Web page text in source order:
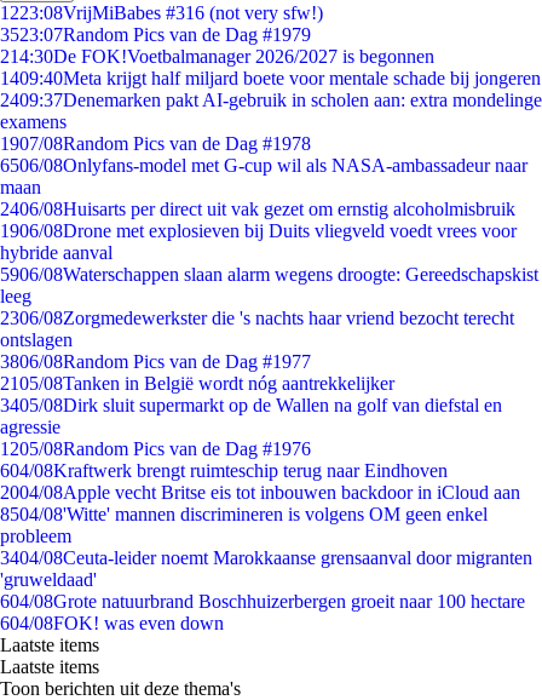
1223:08VrijMiBabes #316 (not very sfw!)
3523:07Random Pics van de Dag #1979
214:30De FOK!Voetbalmanager 2026/2027 is begonnen
1409:40Meta krijgt half miljard boete voor mentale schade bij jongeren
2409:37Denemarken pakt AI-gebruik in scholen aan: extra mondelinge
examens
1907/08Random Pics van de Dag #1978
6506/08Onlyfans-model met G-cup wil als NASA-ambassadeur naar
maan
2406/08Huisarts per direct uit vak gezet om ernstig alcoholmisbruik
1906/08Drone met explosieven bij Duits vliegveld voedt vrees voor
hybride aanval
5906/08Waterschappen slaan alarm wegens droogte: Gereedschapskist
leeg
2306/08Zorgmedewerkster die 's nachts haar vriend bezocht terecht
ontslagen
3806/08Random Pics van de Dag #1977
2105/08Tanken in België wordt nóg aantrekkelijker
3405/08Dirk sluit supermarkt op de Wallen na golf van diefstal en
agressie
1205/08Random Pics van de Dag #1976
604/08Kraftwerk brengt ruimteschip terug naar Eindhoven
2004/08Apple vecht Britse eis tot inbouwen backdoor in iCloud aan
8504/08'Witte' mannen discrimineren is volgens OM geen enkel
probleem
3404/08Ceuta-leider noemt Marokkaanse grensaanval door migranten
'gruweldaad'
604/08Grote natuurbrand Boschhuizerbergen groeit naar 100 hectare
604/08FOK! was even down
Laatste items
Laatste items
Toon berichten uit deze thema's